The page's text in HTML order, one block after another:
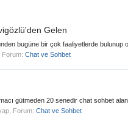
Gelen
bugüne bir çok faaliyetlerde bulunup
Forum: Chat ve Sohbet
gütmeden 20 senedir chat sohbet
Forum: Chat ve Sohbet